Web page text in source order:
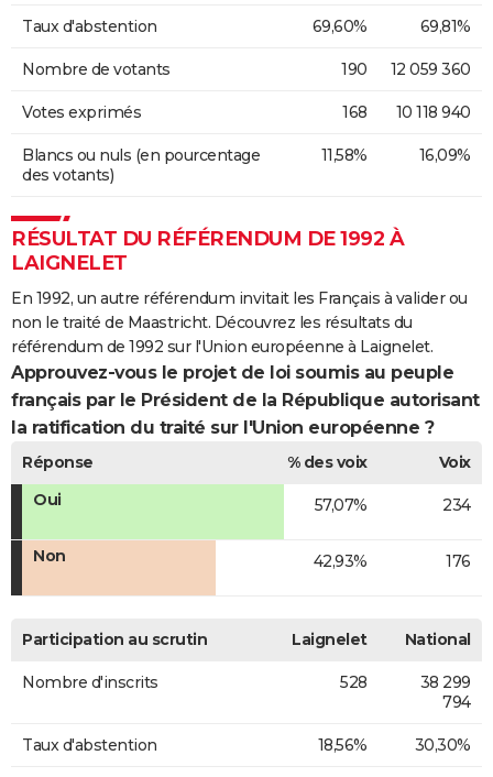
Taux d'abstention 69,60% 69,81%
Nombre de votants 190 12 059 360
Votes exprimés 168 10 118 940
Blancs ou nuls (en pourcentage
des votants)
11,58% 16,09%
RÉSULTAT DU RÉFÉRENDUM DE 1992 À
LAIGNELET
En 1992, un autre référendum invitait les Français à valider ou
non le traité de Maastricht. Découvrez les résultats du
référendum de 1992 sur l'Union européenne à Laignelet.
Approuvez-vous le projet de loi soumis au peuple
français par le Président de la République autorisant
la ratification du traité sur l'Union européenne ?
Réponse % des voix
Voix
Oui
57,07% 234
Non 42,93% 176
Participation au scrutin Laignelet National
Nombre d'inscrits 528
38 299
794
Taux d'abstention 18,56% 30,30%